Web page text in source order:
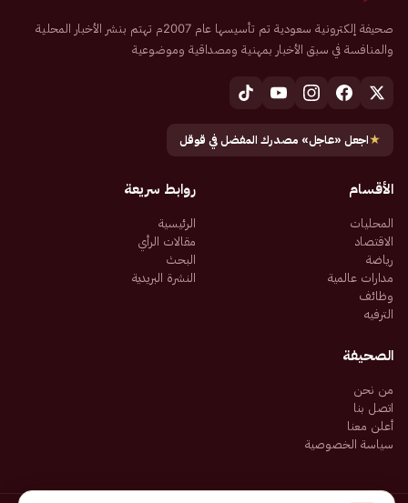
صحيفة إلكترونية سعودية تم تأسيسها عام 2007م تهتم بنشر الأخبار المحلية
والمنافسة في سبق الأخبار بمهنية ومصداقية وموضوعية
★اجعل «عاجل» مصدرك المفضل في قوقل
الأقسام
المحليات
الاقتصاد
رياضة
مدارات عالمية
وظائف
الترفيه
روابط سريعة
الرئيسية
مقالات الرأي
البحث
النشرة البريدية
الصحيفة
من نحن
اتصل بنا
أعلن معنا
سياسة الخصوصية